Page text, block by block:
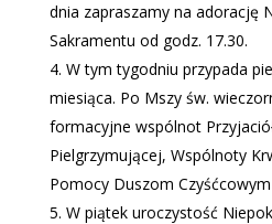
dnia zapraszamy na adorację
Sakramentu od godz. 17.30.
W tym tygodniu przypada
miesiąca. Po Mszy św.
formacyjne wspólnot
Pielgrzymującej, Wspólnoty
Pomocy Duszom
W piątek uroczystość